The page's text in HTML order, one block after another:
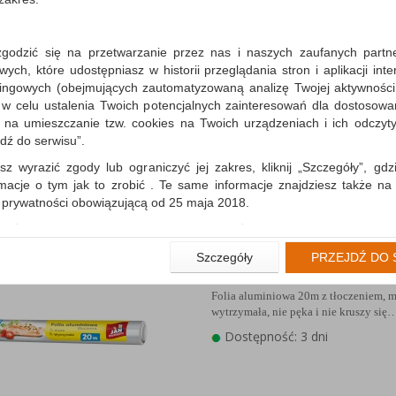
Folia alumninowa JAN
NIEZBĘDNY, z
Folia aluminiowa 10m z tłoczeniem,
wytrzymała, nie pęka i nie kruszy się…
Folia alumninowa JAN
NIEZBĘDNY, z
Folia aluminiowa 20m z tłoczeniem,
wytrzymała, nie pęka i nie kruszy się…
Dostępność: 3 dni
się na przetwarzanie przez nas i naszych zaufanych
które udostępniasz w historii przeglądania stron i aplikacji
(obejmujących zautomatyzowaną analizę Twojej
celu ustalenia Twoich potencjalnych zainteresowań dla
umieszczanie tzw. cookies na Twoich urządzeniach i ich
do serwisu”.
wyrazić zgody lub ograniczyć jej zakres, kliknij „Szczegóły”,
o tym jak to zrobić . Te same informacje znajdziesz także
obowiązującą od 25 maja 2018.
zalogowanych, aby umożliwić prawidłową
z tym prawidłowe działanie naszej strony www, a w
zamówienia na Państwa email lub wyświetlenie Państwu
czy cenach indywidualnych, ważna jest Państwa
zgoda jest dobrowolna i można ją w dowolnym momencie wycofać.
Szczegóły PRZEJDŹ DO